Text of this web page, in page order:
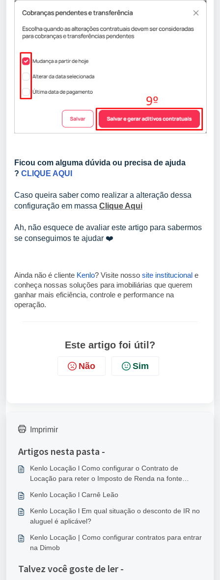
Ficou com alguma dúvida ou precisa de ajuda
? CLIQUE AQUI
Caso queira saber como realizar a alteração dessa
configuração em massa Clique Aqui
Ah, não esquece de avaliar este artigo para sabermos
se conseguimos te ajudar ❤️
Ainda não é cliente Kenlo? Visite nosso site institucional e
conheça nossas soluções para imobiliárias que querem
ganhar mais eficiência, controle e performance na
operação.
Este artigo foi útil?
Não Sim
Imprimir
Artigos nesta pasta -
Kenlo Locação l Como configurar o Contrato de
Locação para reter o Imposto de Renda na fonte
Kenlo Locação l Carnê Leão
Kenlo Locação l Em qual situação o desconto de IR no
aluguel é aplicável?
Kenlo Locação | Como configurar contratos para entrar
na Dimob
Talvez você goste de ler -